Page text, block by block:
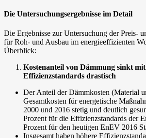
Die Untersuchungsergebnisse im Detail
Die Ergebnisse zur Untersuchung der Preis-
für Roh- und Ausbau im energieeffizienten
Überblick:
Kostenanteil von Dämmung sinkt
Effizienzstandards drastisch
Der Anteil der Dämmkosten (Material
Gesamtkosten für energetische
2000 und 2016 stetig und deutlich
Prozent für die Effizienzstandards der
Prozent für den heutigen EnEV 2016
Insgesamt haben höhere